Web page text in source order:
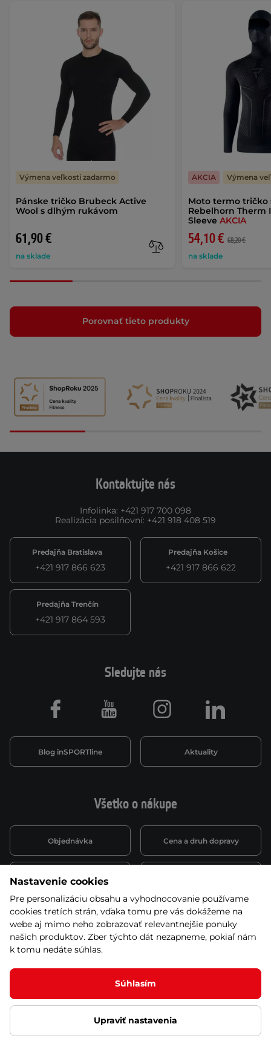
Pánske tričko Brubeck Active
Wool s dlhým rukávom
61,90 €
na sklade
Výmena veľkosti zadarmo
Moto termo tričko
Rebelhorn Therm
SleeveAKCIA
54,10 € 68,20 €
na sklade
AKCIA Výmena
Porovnať tieto produkty
Kontaktujte nás
Infolinka: +421 917 700 098
Realizácia posilňovní: +421 918 408 519
Predajňa Bratislava
+421 917 866 623
Predajňa Košice
+421 917 866 622
Predajňa Trenčín
+421 917 864 593
Všetko o nákupe
Objednávka Cena a druh dopravy
Spôsob platby
Montáž a servis Reklamácie a záruka
Kariéra
Sledujte nás
Blog inSPORTline Aktuality
Facebook Youtube Instagram LinkedIn
© 2026 Stores inSPORTline SK, s.r.o. Všetky práva vyhradené
Ochrana osobných údajov Nastavenie cookies
Nastavenie cookies
Pre personalizáciu obsahu a vyhodnocovanie používame
cookies tretích strán, vďaka tomu pre vás dokážeme na
webe aj mimo neho zobrazovať relevantnejšie ponuky
našich produktov. Zber týchto dát nezapneme, pokiaľ nám
k tomu nedáte súhlas.
Súhlasím
Upraviť nastavenia